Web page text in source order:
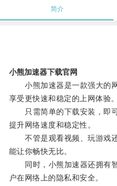
简介
小熊加速器下载官网
小熊加速器是一款强大的网
享受更快速和稳定的上网体验。
只需简单的下载安装，即可
提升网络速度和稳定性。
不管是观看视频、玩游戏
能让你畅快无比。
同时，小熊加速器还拥有智
户在网络上的隐私和安全。